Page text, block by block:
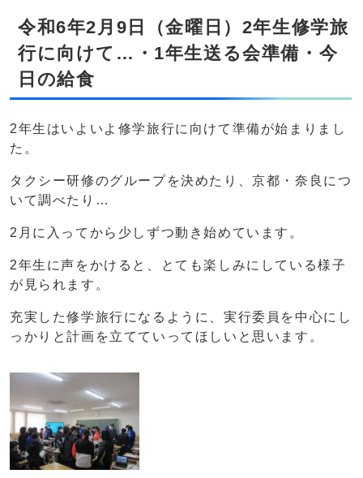
令和6年2月9日（金曜日）2年生修学旅
行に向けて…・1年生送る会準備・今
日の給食
2年生はいよいよ修学旅行に向けて準備が始まりまし
た。
タクシー研修のグループを決めたり、京都・奈良につ
いて調べたり…
2月に入ってから少しずつ動き始めています。
2年生に声をかけると、とても楽しみにしている様子
が見られます。
充実した修学旅行になるように、実行委員を中心にし
っかりと計画を立てていってほしいと思います。